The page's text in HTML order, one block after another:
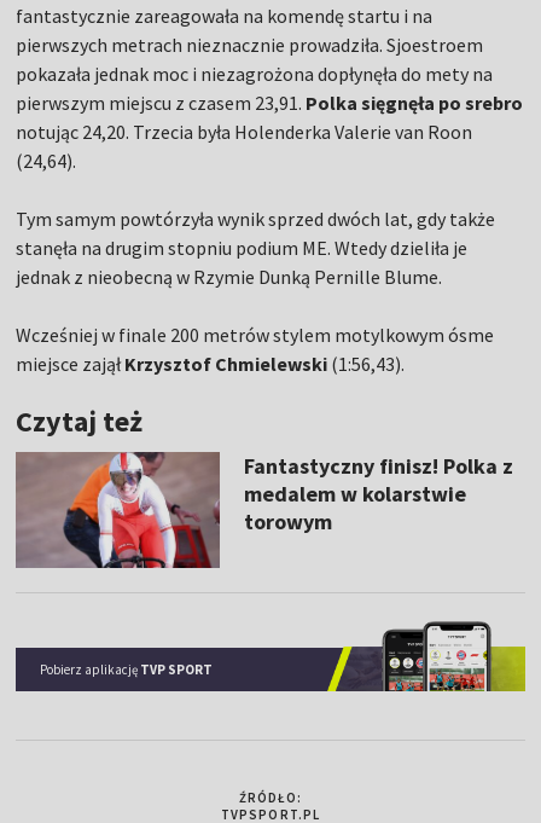
fantastycznie zareagowała na komendę startu i na
pierwszych metrach nieznacznie prowadziła. Sjoestroem
pokazała jednak moc i niezagrożona dopłynęła do mety na
pierwszym miejscu z czasem 23,91. Polka sięgnęła po srebro
notując 24,20. Trzecia była Holenderka Valerie van Roon
(24,64).
Tym samym powtórzyła wynik sprzed dwóch lat, gdy także
stanęła na drugim stopniu podium ME. Wtedy dzieliła je
jednak z nieobecną w Rzymie Dunką Pernille Blume.
Wcześniej w finale 200 metrów stylem motylkowym ósme
miejsce zająłKrzysztof Chmielewski (1:56,43).
Czytaj też
Fantastyczny finisz! Polka z
medalem w kolarstwie
torowym
Pobierz aplikację TVP SPORT
ŹRÓDŁO:
TVPSPORT.PL